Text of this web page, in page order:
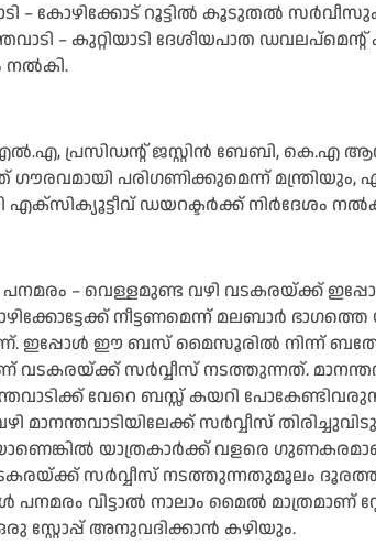
– കോഴിക്കോട് റൂട്ടിൽ കൂടുതൽ
– കുറ്റിയാടി ദേശീയപാത ഡവലപ്മെന്റ്
നൽകി.
പ്രസിഡന്റ്‌ ജസ്റ്റിൻ ബേബി, കെ.എ
പരിഗണിക്കുമെന്ന്
എക്സിക്യൂട്ടീവ് ഡയറക്ടർക്ക് നിർദേശം
– വെള്ളമുണ്ട വഴി വടകരയ്ക്ക്
നീട്ടണമെന്ന് മലബാര്‍ ഭാഗത്തെ
ഇപ്പോള്‍ ഈ ബസ് മൈസൂരില്‍ നിന്ന്
വടകരയ്ക്ക് സര്‍വ്വീസ് നടത്തുന്നത്.
വേറെ ബസ്സ് കയറി
മാനന്തവാടിയിലേക്ക് സര്‍വ്വീസ്
യാത്രകാര്‍ക്ക് വളരെ ഗുണകരമാണ്.
സര്‍വ്വീസ് നടത്തുന്നതുമൂലം
പനമരം വിട്ടാല്‍ നാലാം മൈല്‍ മാത്രമാണ്
ഒരു സ്റ്റോപ്പ് അനുവദിക്കാന്‍ കഴിയും.